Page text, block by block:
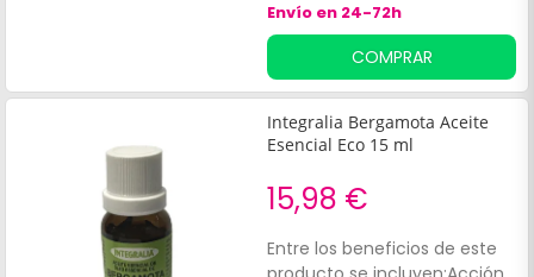
contribuye a mantener el
bienestar de la nariz y a
proteger las mucosas
orofaríngeas. También
facilita la suavidad del tono
de voz y las cuerdas vocales.
Envío en 24-72h
COMPRAR
Integralia Bergamota Aceite
Esencial Eco 15 ml
15,98 €
Entre los beneficios de este